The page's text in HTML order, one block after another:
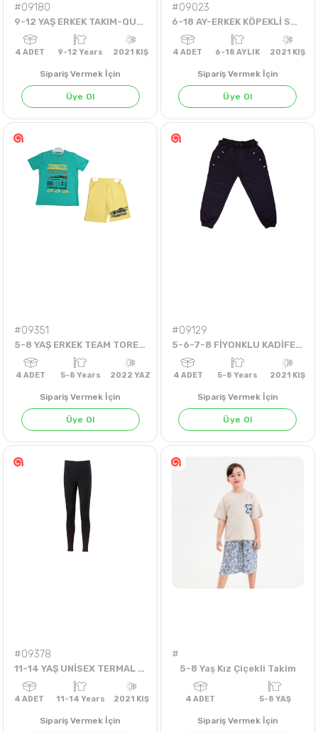
#09180
9-12 YAŞ ERKEK TAKIM-QUEN 74-2 İP
ADET 9-12 Years 2021 KIŞ
Sipariş Vermek İçin
Üye Ol
#09023
6-18 AY-ERKEK KÖPEKLİ SWEAT
ADET 6-18 AYLIK
Sipariş Vermek İçin
Üye Ol
#09351
5-8 YAŞ ERKEK TEAM TORETTO ARABALI ŞORTLU TAKIM
Sipariş Vermek İçin
Üye Ol
#09129
5-6-7-8 FİYONKLU KADİFE PANTOLON
ADET 5-8 Years
Sipariş Vermek İçin
Üye Ol
#09378
11-14 YAŞ UNİSEX TERMAL ALT
Sipariş Vermek İçin
#
5-8 Yaş Kız Çiçekli Takim
Sipariş Vermek İçin